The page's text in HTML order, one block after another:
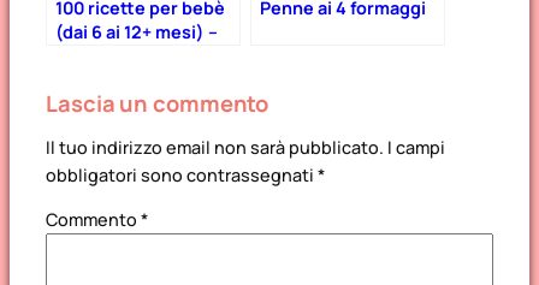
100 ricette per bebè
(dai 6 ai 12+ mesi) –
Penne ai 4 formaggi
Lascia un commento
Il tuo indirizzo email non sarà pubblicato. I campi
obbligatori sono contrassegnati *
Commento *